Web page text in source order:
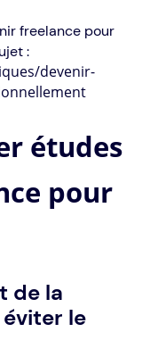
freelance pour
:
devenir-
études
pour
de la
le